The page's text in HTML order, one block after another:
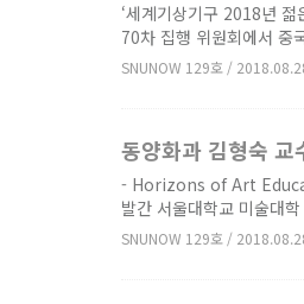
‘세계기상기구 2018년
70차 집행 위원회에서
SNUNOW 129호 /
동양화과 김형숙 교
- Horizons of Art
발간 서울대학교 미술대
SNUNOW 129호 /